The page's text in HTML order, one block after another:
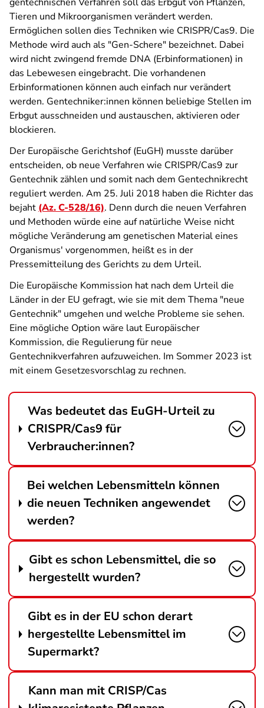
Tieren und Mikroorganismen verändert werden.
Ermöglichen sollen dies Techniken wie CRISPR/Cas9. Die
Methode wird auch als "Gen-Schere" bezeichnet. Dabei
wird nicht zwingend fremde DNA (Erbinformationen) in
das Lebewesen eingebracht. Die vorhandenen
Erbinformationen können auch einfach nur verändert
werden. Gentechniker:innen können beliebige Stellen im
Erbgut ausschneiden und austauschen, aktivieren oder
blockieren.
Der Europäische Gerichtshof (EuGH) musste darüber
entscheiden, ob neue Verfahren wie CRISPR/Cas9 zur
Gentechnik zählen und somit nach dem Gentechnikrecht
reguliert werden. Am 25. Juli 2018 haben die Richter das
bejaht (Az. C-528/16). Denn durch die neuen Verfahren
und Methoden würde eine auf natürliche Weise nicht
mögliche Veränderung am genetischen Material eines
Organismus' vorgenommen, heißt es in der
Pressemitteilung des Gerichts zu dem Urteil.
Die Europäische Kommission hat nach dem Urteil die
Länder in der EU gefragt, wie sie mit dem Thema "neue
Gentechnik" umgehen und welche Probleme sie sehen.
Eine mögliche Option wäre laut Europäischer
Kommission, die Regulierung für neue
Gentechnikverfahren aufzuweichen. Im Sommer 2023 ist
mit einem Gesetzesvorschlag zu rechnen.
Was bedeutet das EuGH-Urteil zu
CRISPR/Cas9 für
Verbraucher:innen?
Bei welchen Lebensmitteln können
die neuen Techniken angewendet
werden?
Gibt es schon Lebensmittel, die so
hergestellt wurden?
Gibt es in der EU schon derart
hergestellte Lebensmittel im
Supermarkt?
Kann man mit CRISP/Cas